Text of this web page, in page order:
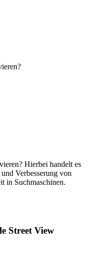
Hierbei handelt es
Verbesserung von
in Suchmaschinen.
Street View